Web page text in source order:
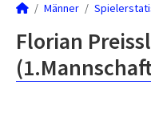
Männer
Florian